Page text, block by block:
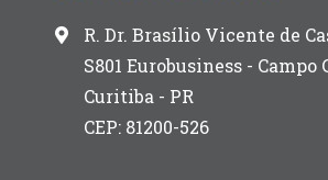
R. Dr. Brasílio Vicente de
S801 Eurobusiness - Campo
Curitiba - PR
CEP: 81200-526